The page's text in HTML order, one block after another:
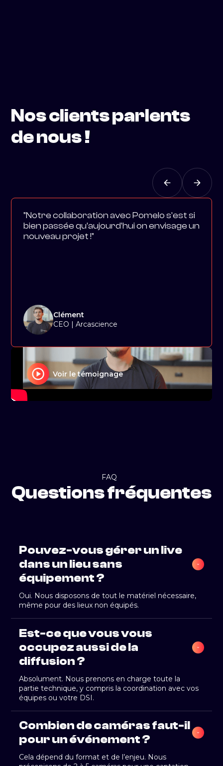
Nos clients parlents
de nous !
"Notre collaboration avec Pomelo s'est si
bien passée qu'aujourd'hui on envisage un
nouveau projet !"
Clément
CEO | Arcascience
Voir le témoignage
FAQ
Questions fréquentes
Pouvez-vous gérer un live
dans un lieu sans
équipement ?
Oui. Nous disposons de tout le matériel nécessaire,
même pour des lieux non équipés.
Est-ce que vous vous
occupez aussi de la
diffusion ?
Absolument. Nous prenons en charge toute la
partie technique, y compris la coordination avec vos
équipes ou votre DSI.
Combien de caméras faut-il
pour un événement ?
Cela dépend du format et de l’enjeu. Nous